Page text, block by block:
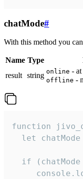
chatMode#
With this method you
Name Type
result string online -
offline -
function
let chatMode
if